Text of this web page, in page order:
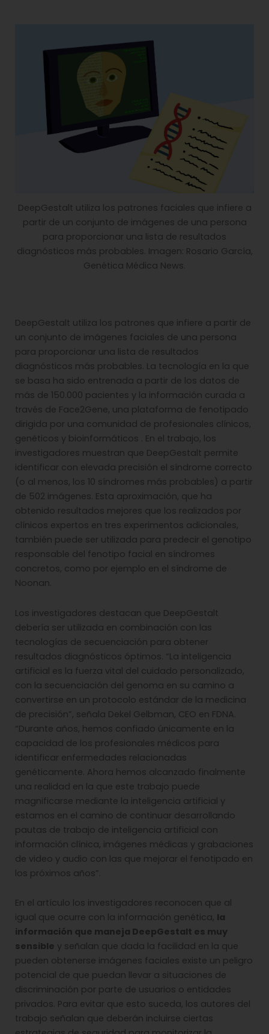
DeepGestalt utiliza los patrones faciales que infiere a
partir de un conjunto de imágenes de una persona
para proporcionar una lista de resultados
diagnósticos más probables. Imagen: Rosario García,
Genética Médica News.
DeepGestalt utiliza los patrones que infiere a partir de
un conjunto de imágenes faciales de una persona
para proporcionar una lista de resultados
diagnósticos más probables. La tecnología en la que
se basa ha sido entrenada a partir de los datos de
más de 150.000 pacientes y la información curada a
través de Face2Gene, una plataforma de fenotipado
dirigida por una comunidad de profesionales clínicos,
genéticos y bioinformáticos . En el trabajo, los
investigadores muestran que DeepGestalt permite
identificar con elevada precisión el síndrome correcto
(o al menos, los 10 síndromes más probables) a partir
de 502 imágenes. Esta aproximación, que ha
obtenido resultados mejores que los realizados por
clínicos expertos en tres experimentos adicionales,
también puede ser utilizada para predecir el genotipo
responsable del fenotipo facial en síndromes
concretos, como por ejemplo en el síndrome de
Noonan.
Los investigadores destacan que DeepGestalt
debería ser utilizada en combinación con las
tecnologías de secuenciación para obtener
resultados diagnósticos óptimos. “La inteligencia
artificial es la fuerza vital del cuidado personalizado,
con la secuenciación del genoma en su camino a
convertirse en un protocolo estándar de la medicina
de precisión”, señala Dekel Gelbman, CEO en FDNA.
“Durante años, hemos confiado únicamente en la
capacidad de los profesionales médicos para
identificar enfermedades relacionadas
genéticamente. Ahora hemos alcanzado finalmente
una realidad en la que este trabajo puede
magnificarse mediante la inteligencia artificial y
estamos en el camino de continuar desarrollando
pautas de trabajo de inteligencia artificial con
información clínica, imágenes médicas y grabaciones
de video y audio con las que mejorar el fenotipado en
los próximos años”.
En el artículo los investigadores reconocen que al
igual que ocurre con la información genética, la
información que maneja DeepGestalt es muy
sensible y señalan que dada la facilidad en la que
pueden obtenerse imágenes faciales existe un peligro
potencial de que puedan llevar a situaciones de
discriminación por parte de usuarios o entidades
privados. Para evitar que esto suceda, los autores del
trabajo señalan que deberán incluirse ciertas